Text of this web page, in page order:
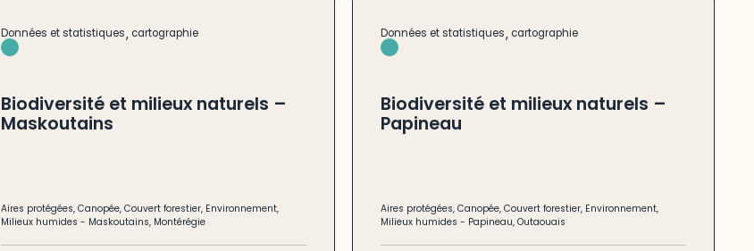
Données et statistiques, cartographie
Biodiversité et milieux naturels –
Maskoutains
Aires protégées, Canopée, Couvert forestier, Environnement,
Milieux humides - Maskoutains, Montérégie
Données et statistiques, cartographie
Biodiversité et milieux naturels –
Papineau
Aires protégées, Canopée, Couvert forestier, Environnement,
Milieux humides - Papineau, Outaouais